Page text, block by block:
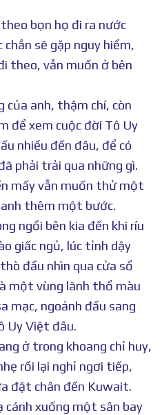
bọn họ đi ra nước
chắn sẽ gặp nguy hiểm,
theo, vẫn muốn ở bên
của anh, thậm chí, còn
để xem cuộc đời Tô Uy
nhiều đến đâu, để có
phải trải qua những gì.
mấy vẫn muốn thử một
anh thêm một bước.
ngồi bên kia đến khi ríu
giấc ngủ, lúc tỉnh dậy
đầu nhìn qua cửa sổ
một vùng lãnh thổ màu
mạc, ngoảnh đầu sang
Uy Việt đâu.
ở trong khoang chỉ huy,
rồi lại nghỉ ngơi tiếp,
đặt chân đến Kuwait.
cánh xuống một sân bay